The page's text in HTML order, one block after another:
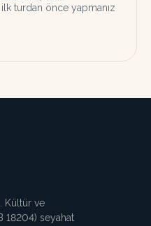
turdan önce yapmanız
Kültür ve
18204) seyahat